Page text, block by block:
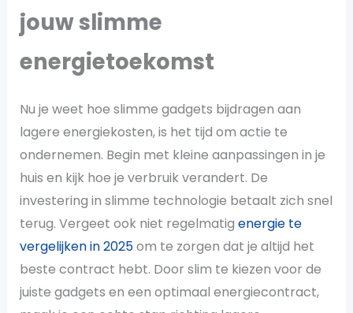
jouw slimme
energietoekomst
Nu je weet hoe slimme gadgets bijdragen aan
lagere energiekosten, is het tijd om actie te
ondernemen. Begin met kleine aanpassingen in je
huis en kijk hoe je verbruik verandert. De
investering in slimme technologie betaalt zich snel
terug. Vergeet ook niet regelmatig energie te
vergelijken in 2025om te zorgen dat je altijd het
beste contract hebt. Door slim te kiezen voor de
juiste gadgets en een optimaal energiecontract,